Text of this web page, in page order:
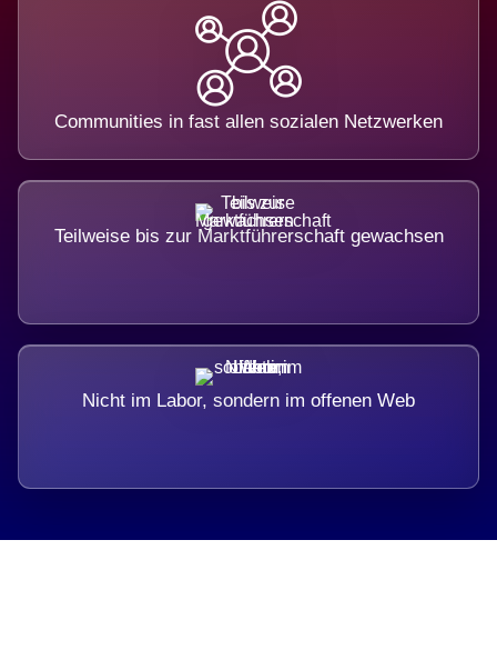
Communities in fast allen sozialen Netzwerken
Teilweise bis zur Marktführerschaft gewachsen
Nicht im Labor, sondern im offenen Web